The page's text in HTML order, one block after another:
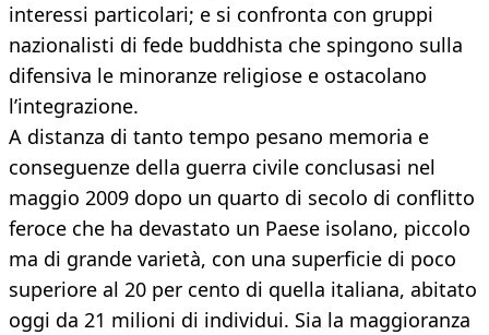
interessi particolari; e si confronta con gruppi
nazionalisti di fede buddhista che spingono sulla
difensiva le minoranze religiose e ostacolano
l’integrazione.
A distanza di tanto tempo pesano memoria e
conseguenze della guerra civile conclusasi nel
maggio 2009 dopo un quarto di secolo di conflitto
feroce che ha devastato un Paese isolano, piccolo
ma di grande varietà, con una superficie di poco
superiore al 20 per cento di quella italiana, abitato
oggi da 21 milioni di individui. Sia la maggioranza